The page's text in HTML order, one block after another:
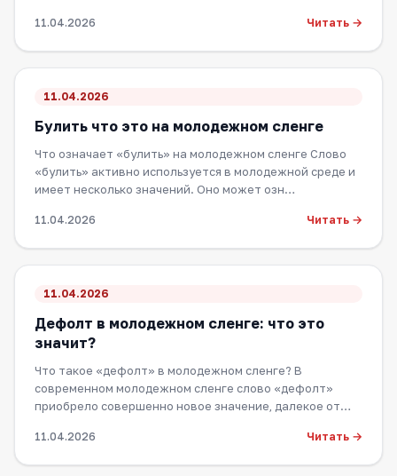
11.04.2026 Читать →
11.04.2026
Булить что это на молодежном сленге
Что означает «булить» на молодежном сленге Слово
«булить» активно используется в молодежной среде и
имеет несколько значений. Оно может озн…
11.04.2026 Читать →
11.04.2026
Дефолт в молодежном сленге: что это
значит?
Что такое «дефолт» в молодежном сленге? В
современном молодежном сленге слово «дефолт»
приобрело совершенно новое значение, далекое от
11.04.2026 Читать →